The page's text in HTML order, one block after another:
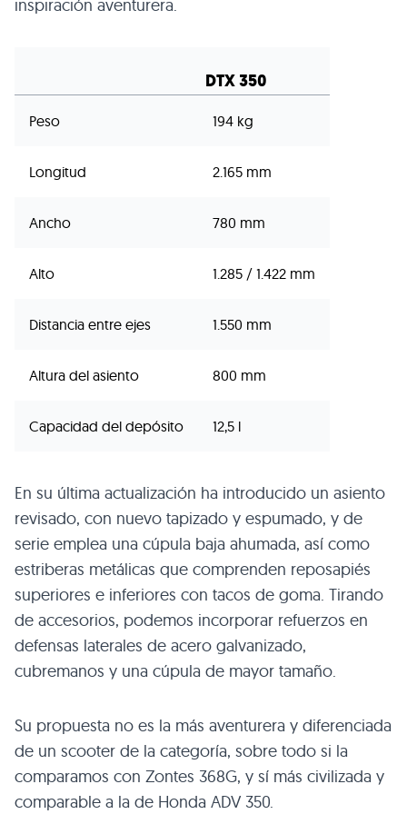
inspiración aventurera.
DTX 350
Peso 194 kg
Longitud 2.165 mm
Ancho 780 mm
Alto 1.285 / 1.422 mm
Distancia entre ejes 1.550 mm
Altura del asiento 800 mm
Capacidad del depósito 12,5 l
En su última actualización ha introducido un asiento
revisado, con nuevo tapizado y espumado, y de
serie emplea una cúpula baja ahumada, así como
estriberas metálicas que comprenden reposapiés
superiores e inferiores con tacos de goma. Tirando
de accesorios, podemos incorporar refuerzos en
defensas laterales de acero galvanizado,
cubremanos y una cúpula de mayor tamaño.
Su propuesta no es la más aventurera y diferenciada
de un scooter de la categoría, sobre todo si la
comparamos con Zontes 368G, y sí más civilizada y
comparable a la de Honda ADV 350.